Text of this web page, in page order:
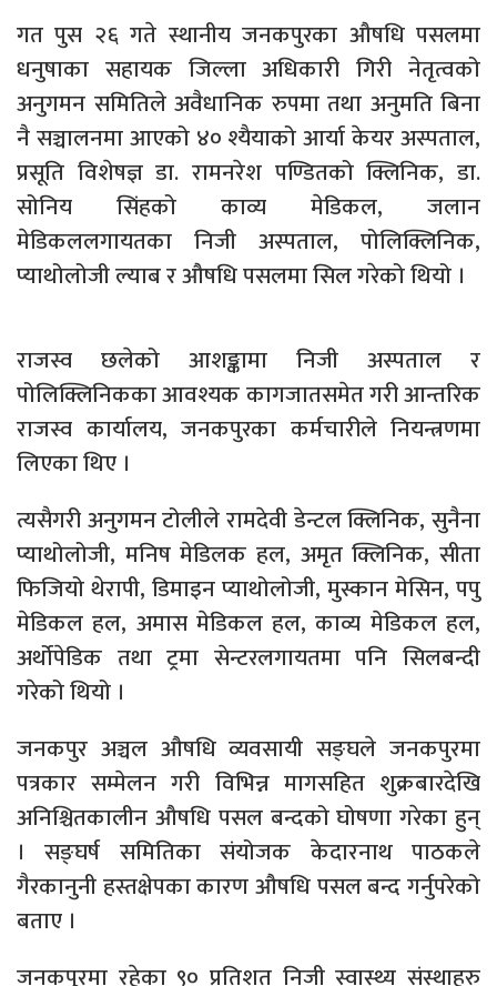
गत पुस २६ गते स्थानीय जनकपुरका औषधि पसलमा
धनुषाका सहायक जिल्ला अधिकारी गिरी नेतृत्वको
अनुगमन समितिले अवैधानिक रुपमा तथा अनुमति बिना
नै सञ्चालनमा आएको ४० श्यैयाको आर्या केयर अस्पताल,
प्रसूति विशेषज्ञ डा. रामनरेश पण्डितको क्लिनिक, डा.
सोनिय सिंहको काव्य मेडिकल, जलान
मेडिकललगायतका निजी अस्पताल, पोलिक्लिनिक,
प्याथोलोजी ल्याब र औषधि पसलमा सिल गरेको थियो ।
राजस्व छलेको आशङ्कामा निजी अस्पताल र
पोलिक्लिनिकका आवश्यक कागजातसमेत गरी आन्तरिक
राजस्व कार्यालय, जनकपुरका कर्मचारीले नियन्त्रणमा
लिएका थिए ।
त्यसैगरी अनुगमन टोलीले रामदेवी डेन्टल क्लिनिक, सुनैना
प्याथोलोजी, मनिष मेडिलक हल, अमृत क्लिनिक, सीता
फिजियो थेरापी, डिमाइन प्याथोलोजी, मुस्कान मेसिन, पपु
मेडिकल हल, अमास मेडिकल हल, काव्य मेडिकल हल,
अर्थोपेडिक तथा ट्रमा सेन्टरलगायतमा पनि सिलबन्दी
गरेको थियो ।
जनकपुर अञ्चल औषधि व्यवसायी सङ्घले जनकपुरमा
पत्रकार सम्मेलन गरी विभिन्न मागसहित शुक्रबारदेखि
अनिश्चितकालीन औषधि पसल बन्दको घोषणा गरेका हुन्
। सङ्घर्ष समितिका संयोजक केदारनाथ पाठकले
गैरकानुनी हस्तक्षेपका कारण औषधि पसल बन्द गर्नुपरेको
बताए ।
जनकपुरमा रहेका ९० प्रतिशत निजी स्वास्थ्य संस्थाहरु